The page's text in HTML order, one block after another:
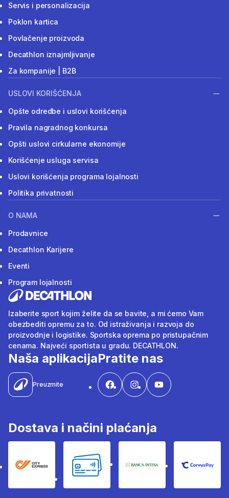
Servis i personalizacija
Poklon kartica
Povlačenje proizvoda
Decathlon iznajmljivanje
Za kompanije | B2B
USLOVI KORIŠĆENJA
Opšte odredbe i uslovi korišćenja
Pravila nagradnog konkursa
Opšti uslovi cirkularne ekonomije
Korišćenje usluga servisa
Uslovi korišćenja programa lojalnosti
Politika privatnosti
O NAMA
Prodavnice
Decathlon Karijere
Eventi
Program lojalnosti
Izaberite sport kojim želite da se bavite, a mi ćemo Vam
obezbediti opremu za to. Od istraživanja i razvoja do
proizvodnje i logistike. Sportska oprema po pristupačnim
cenama. Najveći sportista u gradu. DECATHLON.
Naša aplikacija
Preuzmite
Pratite nas
Dostava i načini plaćanja
City Express Bankovne karticeBanka Intesa